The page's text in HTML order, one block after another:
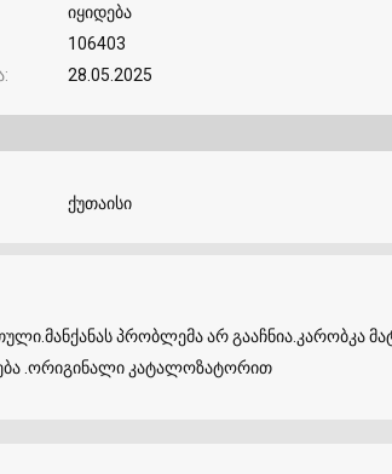
იყიდება
106403
28.05.2025
ქუთაისი
პრობლემა არ გააჩნია.კარობკა
.ორიგინალი კატალოზატორით